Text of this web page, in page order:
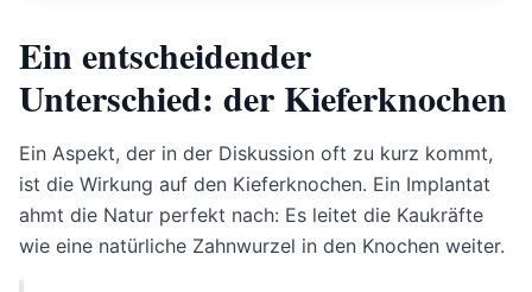
Ein entscheidender
Unterschied: der Kieferknochen
Ein Aspekt, der in der Diskussion oft zu kurz kommt,
ist die Wirkung auf den Kieferknochen. Ein Implantat
ahmt die Natur perfekt nach: Es leitet die Kaukräfte
wie eine natürliche Zahnwurzel in den Knochen weiter.